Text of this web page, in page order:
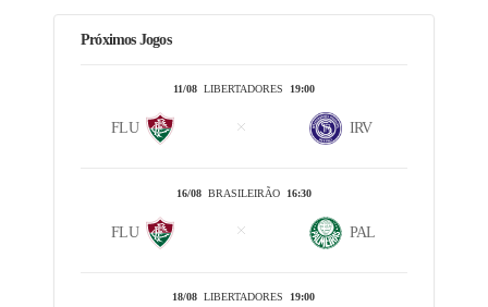
Próximos Jogos
11/08LIBERTADORES 19:00
FLU IRV
16/08BRASILEIRÃO 16:30
FLU PAL
18/08 LIBERTADORES 19:00